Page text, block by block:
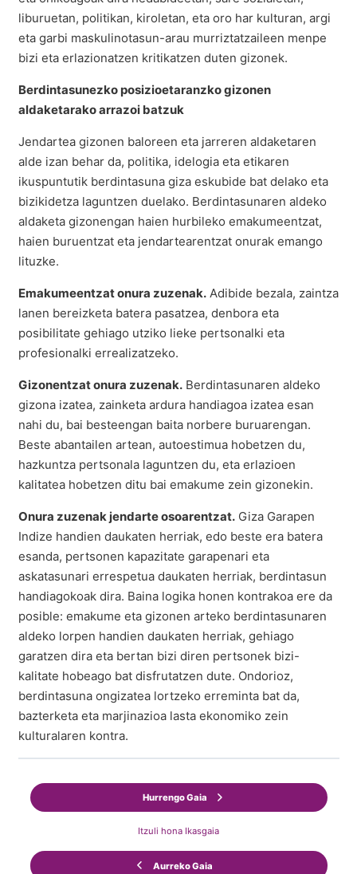
liburuetan, politikan, kiroletan, eta oro har kulturan, argi
eta garbi maskulinotasun-arau murriztatzaileen menpe
bizi eta erlazionatzen kritikatzen duten gizonek.
Berdintasunezko posizioetaranzko gizonen
aldaketarako arrazoi batzuk
Jendartea gizonen baloreen eta jarreren aldaketaren
alde izan behar da, politika, idelogia eta etikaren
ikuspuntutik berdintasuna giza eskubide bat delako eta
bizikidetza laguntzen duelako. Berdintasunaren aldeko
aldaketa gizonengan haien hurbileko emakumeentzat,
haien buruentzat eta jendartearentzat onurak emango
lituzke.
Emakumeentzat onura zuzenak.Adibide bezala, zaintza
lanen bereizketa batera pasatzea, denbora eta
posibilitate gehiago utziko lieke pertsonalki eta
profesionalki errealizatzeko.
Gizonentzat onura zuzenak.Berdintasunaren aldeko
gizona izatea, zainketa ardura handiagoa izatea esan
nahi du, bai besteengan baita norbere buruarengan.
Beste abantailen artean, autoestimua hobetzen du,
hazkuntza pertsonala laguntzen du, eta erlazioen
kalitatea hobetzen ditu bai emakume zein gizonekin.
Onura zuzenak jendarte osoarentzat.Giza Garapen
Indize handien daukaten herriak, edo beste era batera
esanda, pertsonen kapazitate garapenari eta
askatasunari errespetua daukaten herriak, berdintasun
handiagokoak dira. Baina logika honen kontrakoa ere da
posible: emakume eta gizonen arteko berdintasunaren
aldeko lorpen handien daukaten herriak, gehiago
garatzen dira eta bertan bizi diren pertsonek bizi-
kalitate hobeago bat disfrutatzen dute. Ondorioz,
berdintasuna ongizatea lortzeko erreminta bat da,
bazterketa eta marjinazioa lasta ekonomiko zein
kulturalaren kontra.
Aurreko Gaia
Itzuli hona Ikasgaia
Hurrengo Gaia